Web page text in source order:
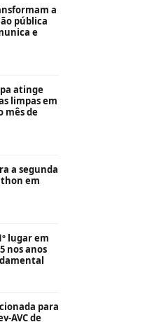
a
pública
e
atinge
limpas em
mês de
a segunda
em
lugar em
nos anos
para
AVC de